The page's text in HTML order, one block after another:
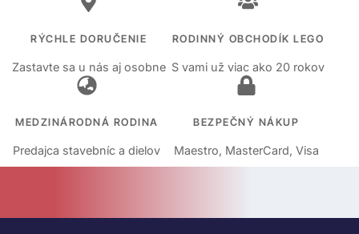
RÝCHLE DORUČENIE
Zastavte sa u nás aj osobne
RODINNÝ OBCHODÍK LEGO
S vami už viac ako 20 rokov
MEDZINÁRODNÁ RODINA
Predajca stavebníc a dielov
BEZPEČNÝ NÁKUP
Maestro, MasterCard, Visa